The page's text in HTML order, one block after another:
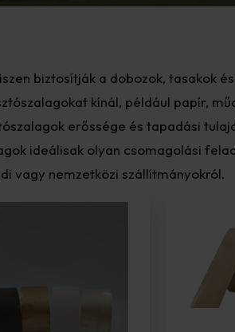
biztosítják a dobozok, tasakok
kínál, például papír,
erőssége és tapadási
ideálisak olyan csomagolási
vagy nemzetközi szállítmányokról.